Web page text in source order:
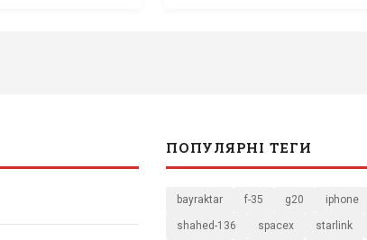
ПОПУЛЯРНІ ТЕГИ
bayraktar f-35 g20 iphone
shahed-136 spacex starlink